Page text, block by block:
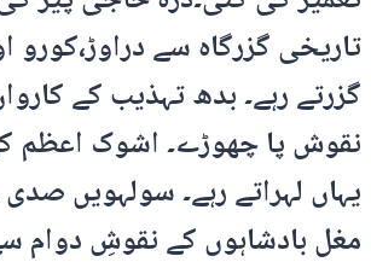
تاریخی گزرگاہ سے دراوڑ،کورو
گزرتے رہے۔ بدھ تہذیب کے
نقوش پا چھوڑے۔ اشوک اعظم
یہاں لہراتے رہے۔ سولہویں
مغل بادشاہوں کے نقوشِ دوام